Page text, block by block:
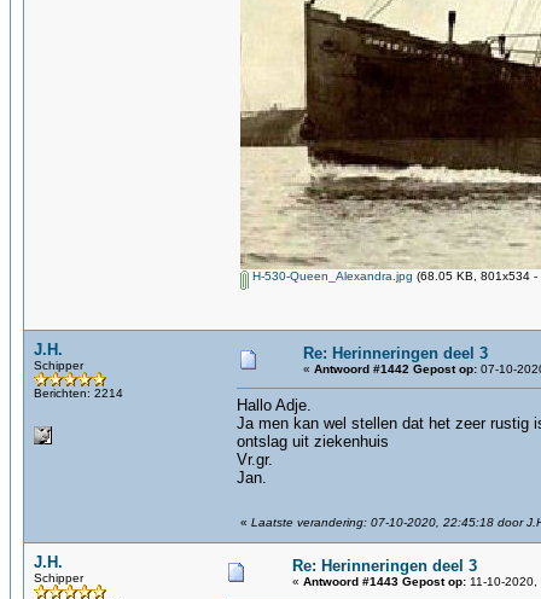
H-530-Queen_Alexandra.jpg (68.05 KB, 801x534 -
J.H.
Schipper
Berichten: 2214
Re: Herinneringen deel 3
« Antwoord #1442 Gepost op: 07-10-
Hallo Adje.
Ja men kan wel stellen dat het zeer rustig
ontslag uit ziekenhuis
Vr.gr.
Jan.
« Laatste verandering: 07-10-2020, 22:45:18 door
J.H.
Schipper
Re: Herinneringen deel 3
« Antwoord #1443 Gepost op: 11-10-